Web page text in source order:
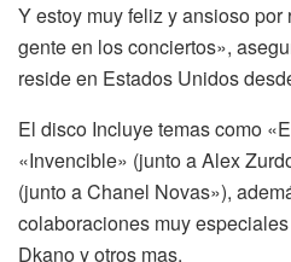
Y estoy muy feliz y ansioso
gente en los conciertos»,
reside en Estados Unidos
El disco Incluye temas como
«Invencible» (junto a Alex
(junto a Chanel Novas»),
colaboraciones muy
Dkano y otros mas.